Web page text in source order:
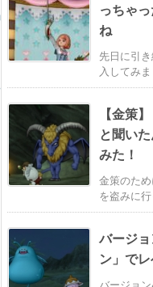
っちゃ
ね
先日に引
入してみ
【金策
と聞い
みた！
金策のた
を盗みに
バージ
ン」で
バージョ